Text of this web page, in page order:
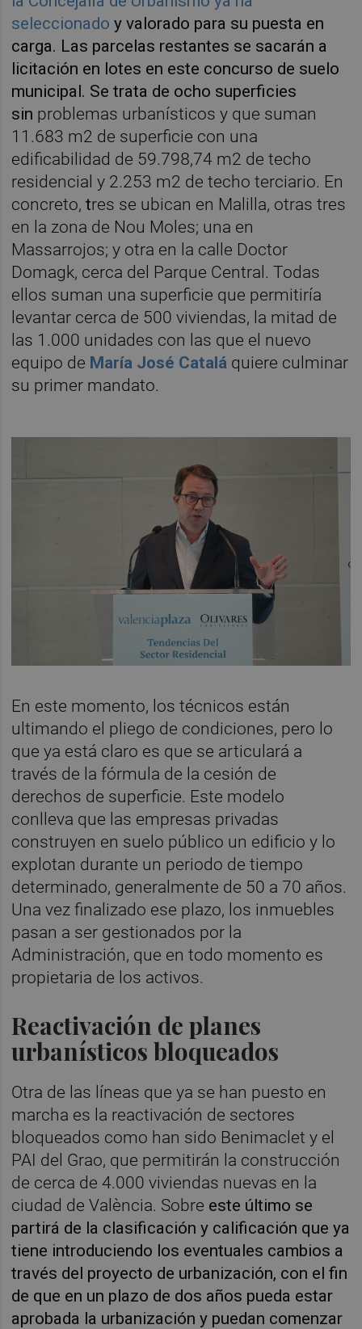
seleccionado y valorado para su puesta en
carga. Las parcelas restantes se sacarán a
licitación en lotes en este concurso de suelo
municipal. Se trata de ocho superficies
sin problemas urbanísticos y que suman
11.683 m2 de superficie con una
edificabilidad de 59.798,74 m2 de techo
residencial y 2.253 m2 de techo terciario. En
concreto,tres se ubican en Malilla, otras tres
en la zona de Nou Moles; una en
Massarrojos; y otra en la calle Doctor
Domagk, cerca del Parque Central. Todas
ellos suman una superficie que permitiría
levantar cerca de 500 viviendas, la mitad de
las 1.000 unidades con las que el nuevo
equipo de María José Catalá quiere culminar
su primer mandato.
En este momento, los técnicos están
ultimando el pliego de condiciones, pero lo
que ya está claro es que se articulará a
través de la fórmula de la cesión de
derechos de superficie. Este modelo
conlleva que las empresas privadas
construyen en suelo público un edificio y lo
explotan durante un periodo de tiempo
determinado, generalmente de 50 a 70 años.
Una vez finalizado ese plazo, los inmuebles
pasan a ser gestionados por la
Administración, que en todo momento es
propietaria de los activos.
Reactivación de planes
urbanísticos bloqueados
Otra de las líneas que ya se han puesto en
marcha es la reactivación de sectores
bloqueados como han sido Benimaclet y el
PAI del Grao, que permitirán la construcción
de cerca de 4.000 viviendas nuevas en la
ciudad de València. Sobre este último se
partirá de la clasificación y calificación que ya
tiene introduciendo los eventuales cambios a
través del proyecto de urbanización, con el fin
de que en un plazo de dos años pueda estar
aprobada la urbanización y puedan comenzar